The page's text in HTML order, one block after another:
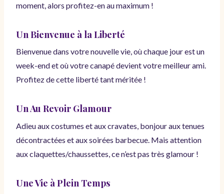
moment, alors profitez-en au maximum !
Un Bienvenue à la Liberté
Bienvenue dans votre nouvelle vie, où chaque jour est un
week-end et où votre canapé devient votre meilleur ami.
Profitez de cette liberté tant méritée !
Un Au Revoir Glamour
Adieu aux costumes et aux cravates, bonjour aux tenues
décontractées et aux soirées barbecue. Mais attention
aux claquettes/chaussettes, ce n’est pas très glamour !
Une Vie à Plein Temps